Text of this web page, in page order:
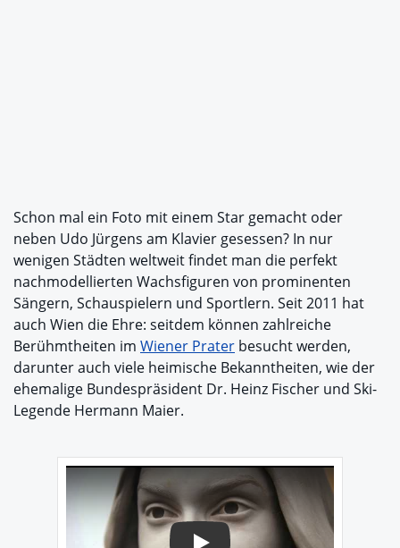
Schon mal ein Foto mit einem Star gemacht oder
neben Udo Jürgens am Klavier gesessen? In nur
wenigen Städten weltweit findet man die perfekt
nachmodellierten Wachsfiguren von prominenten
Sängern, Schauspielern und Sportlern. Seit 2011 hat
auch Wien die Ehre: seitdem können zahlreiche
Berühmtheiten im Wiener Prater besucht werden,
darunter auch viele heimische Bekanntheiten, wie der
ehemalige Bundespräsident Dr. Heinz Fischer und Ski-
Legende Hermann Maier.